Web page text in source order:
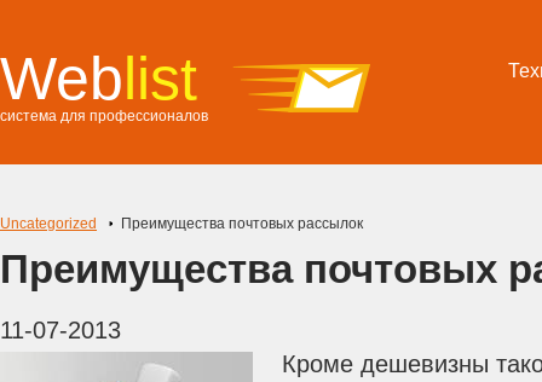
Weblist
система для профессионалов
Uncategorized Преимущества почтовых рассылок
Преимущества почтовых
11-07-2013
Кроме дешевизны